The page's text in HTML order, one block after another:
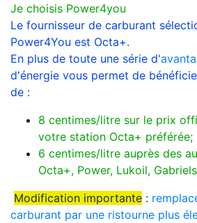
Je choisis Power4you
Le fournisseur de carburant
Power4You est Octa+.
En plus de toute une série d'
d'énergie vous permet de
de :
8 centimes/litre sur le prix
votre station Octa+ préférée;
6 centimes/litre auprès des
Octa+, Power, Lukoil,
Modification importante :
carburant par une ristourne plus